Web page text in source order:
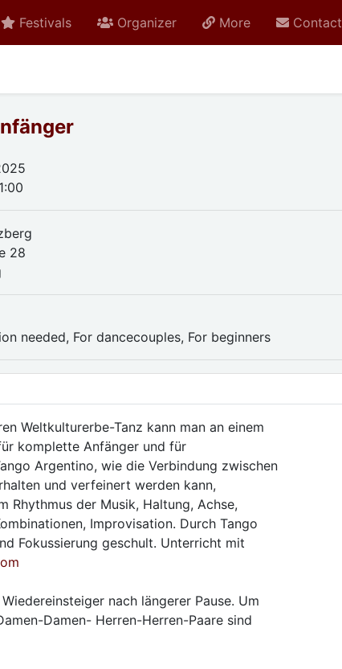
Festivals Organizer More Contact
28
needed, For dancecouples, For beginners
Weltkulturerbe-Tanz kann man an einem
komplette Anfänger und für
Argentino, wie die Verbindung zwischen
und verfeinert werden kann,
Rhythmus der Musik, Haltung, Achse,
Improvisation. Durch Tango
Fokussierung geschult. Unterricht mit
nach längerer Pause. Um
Damen- Herren-Herren-Paare sind